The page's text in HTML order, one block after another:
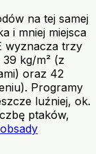
na tej samej
i mniej miejsca
wyznacza trzy
kg/m² (z
oraz 42
Programy
luźniej, ok.
ptaków,